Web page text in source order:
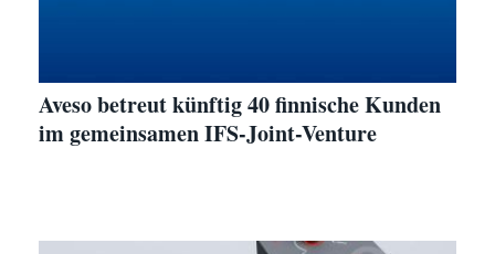
Aveso betreut künftig 40 finnische Kunden
im gemeinsamen IFS-Joint-Venture